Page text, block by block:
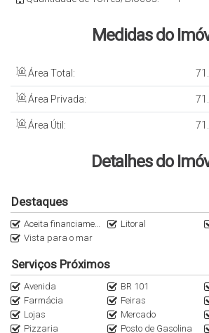
Medidas do
Área Total: 71
Área Privada: 71
Área Útil: 71
Detalhes do
Destaques
Aceita financiamento MCMV Litoral
Vista para o mar
Serviços Próximos
Avenida BR 101
Farmácia
Feiras
Lojas
Mercado
Pizzaria
Posto de Gasolina